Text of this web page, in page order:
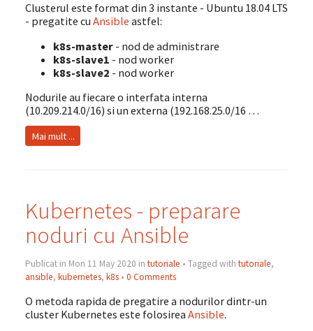
Clusterul este format din 3 instante - Ubuntu 18.04 LTS
- pregatite cu Ansible astfel:
k8s-master- nod de administrare
k8s-slave1 - nod worker
k8s-slave2 - nod worker
Nodurile au fiecare o interfata interna
(10.209.214.0/16) si un externa (192.168.25.0/16 …
Mai mult ...
Kubernetes - preparare
noduri cu Ansible
Publicat in Mon 11 May 2020 in tutoriale • Tagged with tutoriale,
ansible, kubernetes, k8s• 0 Comments
O metoda rapida de pregatire a nodurilor dintr-un
cluster Kubernetes este folosirea Ansible.